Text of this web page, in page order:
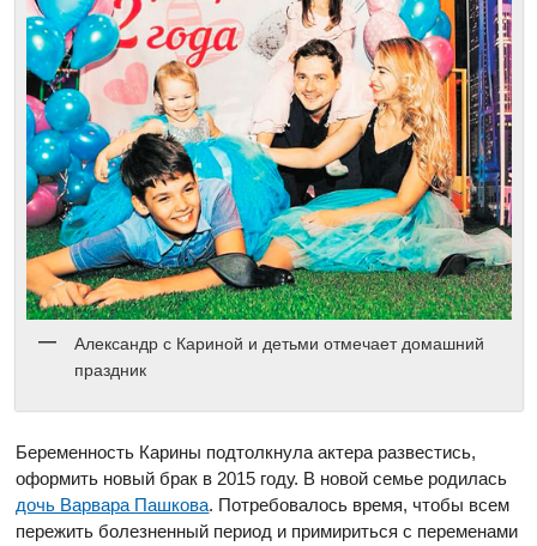
Александр с Кариной и детьми отмечает домашний
праздник
Беременность Карины подтолкнула актера развестись,
оформить новый брак в 2015 году. В новой семье родилась
дочь Варвара Пашкова. Потребовалось время, чтобы всем
пережить болезненный период и примириться с переменами